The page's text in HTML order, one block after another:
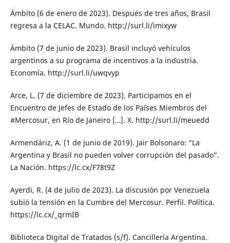
Ámbito (6 de enero de 2023). Después de tres años, Brasil
regresa a la CELAC. Mundo. http://surl.li/imixyw
Ámbito (7 de junio de 2023). Brasil incluyó vehículos
argentinos a su programa de incentivos a la industria.
Economía. http://surl.li/uwqvyp
Arce, L. (7 de diciembre de 2023). Participamos en el
Encuentro de Jefes de Estado de los Países Miembros del
#Mercosur, en Río de Janeiro […]. X. http://surl.li/meuedd
Armendáriz, A. (1 de junio de 2019). Jair Bolsonaro: “La
Argentina y Brasil no pueden volver corrupción del pasado”.
La Nación. https://lc.cx/F78t9Z
Ayerdi, R. (4 de julio de 2023). La discusión por Venezuela
subió la tensión en la Cumbre del Mercosur. Perfil. Política.
https://lc.cx/_qrmIB
Biblioteca Digital de Tratados (s/f). Cancillería Argentina.